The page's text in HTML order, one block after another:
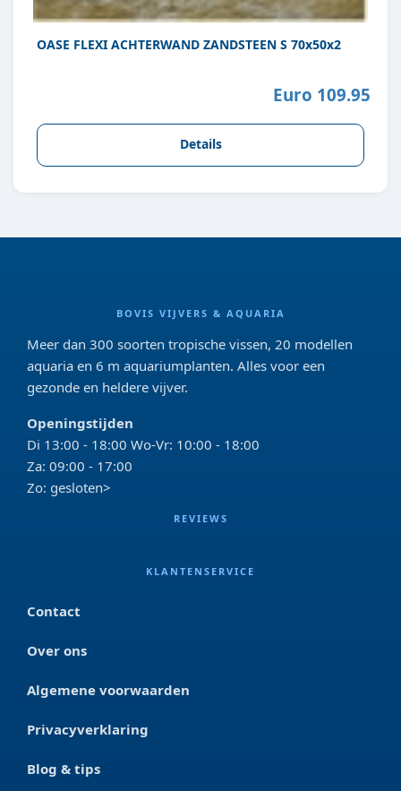
OASE FLEXI ACHTERWAND ZANDSTEEN S 70x50x2
Euro 109.95
Details
BOVIS VIJVERS & AQUARIA
Meer dan 300 soorten tropische vissen, 20 modellen
aquaria en 6 m aquariumplanten. Alles voor een
gezonde en heldere vijver.
Openingstijden
Di 13:00 - 18:00 Wo-Vr: 10:00 - 18:00
Za: 09:00 - 17:00
Zo: gesloten>
REVIEWS
KLANTENSERVICE
Contact
Over ons
Algemene voorwaarden
Privacyverklaring
Blog & tips